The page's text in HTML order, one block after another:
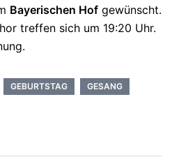
Bayerischen Hof gewünscht.
treffen sich um 19:20 Uhr.
GEBURTSTAG
GESANG